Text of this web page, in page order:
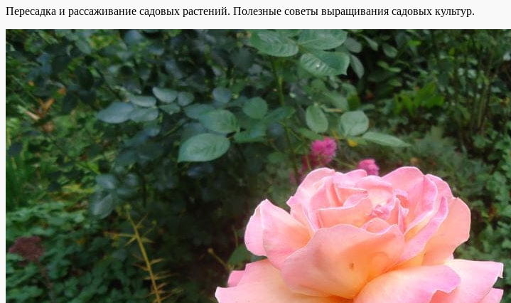
Пересадка и рассаживание садовых растений. Полезные советы выращивания садовых культур.